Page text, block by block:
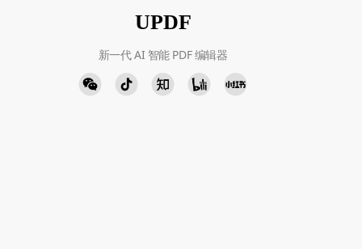
UPDF
新一代 AI 智能 PDF 编辑器